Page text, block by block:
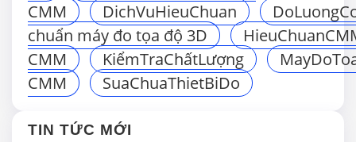
CMM
DichVuHieuChuan
chuẩn máy đo tọa độ 3D
CMM
KiểmTraChấtLượng
CMM
SuaChuaThietBiDo
TIN TỨC MỚI